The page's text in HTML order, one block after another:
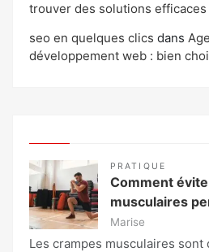
trouver des solutions
seo en quelques clics dans
développement web : bien
PRATIQUE
Comment
musculaires
Marise
Les crampes musculaires sont